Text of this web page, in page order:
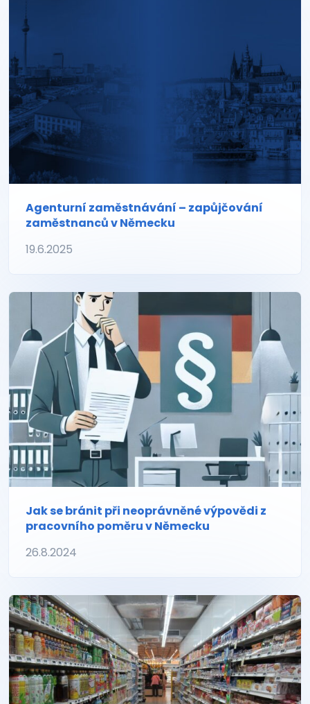
Agenturní zaměstnávání – zapůjčování
zaměstnanců v Německu
19.6.2025
Jak se bránit při neoprávněné výpovědi z
pracovního poměru v Německu
26.8.2024